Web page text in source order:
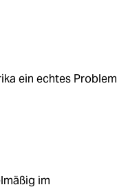
ein echtes Problem
im